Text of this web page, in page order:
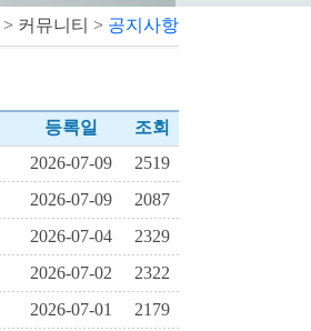
> 커뮤니티 > 공지사항
등록일
조회
2026-07-09
2519
2026-07-09
2087
2026-07-04
2329
2026-07-02
2322
2026-07-01
2179